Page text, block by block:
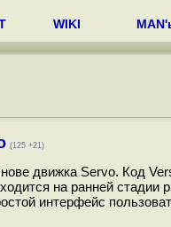
WIKI
(125 +21)
движка Servo. Код
на ранней стадии
интерфейс